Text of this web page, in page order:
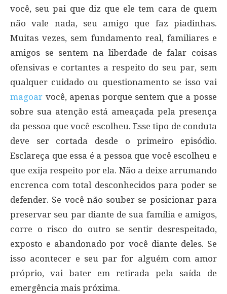
você, seu pai que diz que ele tem cara de quem
não vale nada, seu amigo que faz piadinhas.
Muitas vezes, sem fundamento real, familiares e
amigos se sentem na liberdade de falar coisas
ofensivas e cortantes a respeito do seu par, sem
qualquer cuidado ou questionamento se isso vai
magoar você, apenas porque sentem que a posse
sobre sua atenção está ameaçada pela presença
da pessoa que você escolheu. Esse tipo de conduta
deve ser cortada desde o primeiro episódio.
Esclareça que essa é a pessoa que você escolheu e
que exija respeito por ela. Não a deixe arrumando
encrenca com total desconhecidos para poder se
defender. Se você não souber se posicionar para
preservar seu par diante de sua família e amigos,
corre o risco do outro se sentir desrespeitado,
exposto e abandonado por você diante deles. Se
isso acontecer e seu par for alguém com amor
próprio, vai bater em retirada pela saída de
emergência mais próxima.